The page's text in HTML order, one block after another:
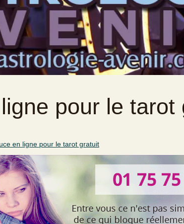
pour le tarot
en ligne pour le tarot gratuit